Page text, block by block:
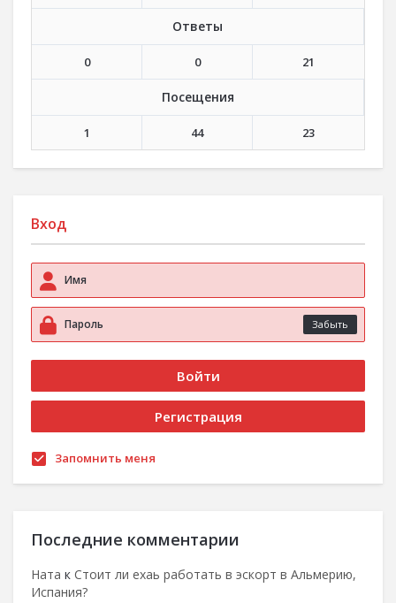
Ответы
0 0 21
Посещения
1 44 23
Вход
Забыть
Запомнить меня
Последние комментарии
Ната к Стоит ли ехаь работать в эскорт в Альмерию,
Испания?